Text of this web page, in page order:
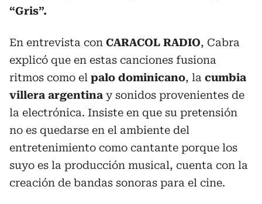
“Gris”.
En entrevista con CARACOL RADIO, Cabra
explicó que en estas canciones fusiona
ritmos como el palo dominicano, la cumbia
villera argentina y sonidos provenientes de
la electrónica. Insiste en que su pretensión
no es quedarse en el ambiente del
entretenimiento como cantante porque los
suyo es la producción musical, cuenta con la
creación de bandas sonoras para el cine.